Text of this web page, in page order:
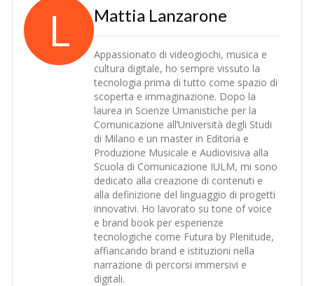
L Mattia Lanzarone
Appassionato di videogiochi, musica e
cultura digitale, ho sempre vissuto la
tecnologia prima di tutto come spazio di
scoperta e immaginazione. Dopo la
laurea in Scienze Umanistiche per la
Comunicazione all’Università degli Studi
di Milano e un master in Editoria e
Produzione Musicale e Audiovisiva alla
Scuola di Comunicazione IULM, mi sono
dedicato alla creazione di contenuti e
alla definizione del linguaggio di progetti
innovativi. Ho lavorato su tone of voice
e brand book per esperienze
tecnologiche come Futura by Plenitude,
affiancando brand e istituzioni nella
narrazione di percorsi immersivi e
digitali.